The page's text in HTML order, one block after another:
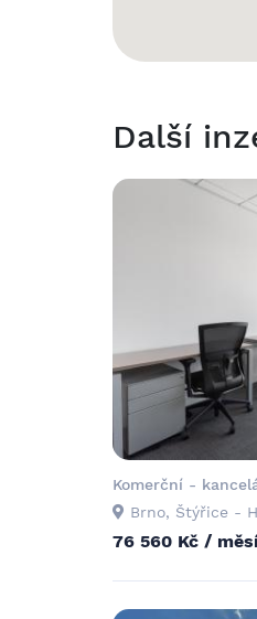
Další
Komerční -
Brno, Štýřice -
76 560 Kč /